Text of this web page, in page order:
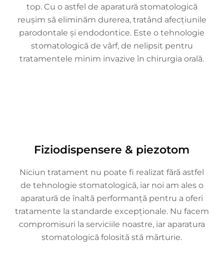
top. Cu o astfel de aparatură stomatologică
reușim să eliminăm durerea, tratând afecțiunile
parodontale și endodontice. Este o tehnologie
stomatologică de vârf, de nelipsit pentru
tratamentele minim invazive în chirurgia orală.
Fiziodispensere & piezotom
Niciun tratament nu poate fi realizat fără astfel
de tehnologie stomatologică, iar noi am ales o
aparatură de înaltă performanță pentru a oferi
tratamente la standarde excepționale. Nu facem
compromisuri la serviciile noastre, iar aparatura
stomatologică folosită stă mărturie.